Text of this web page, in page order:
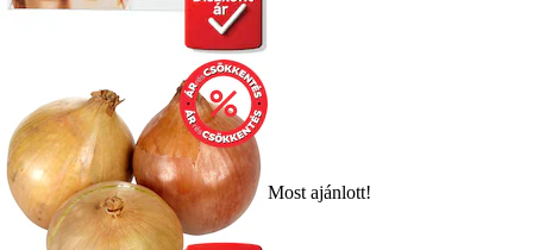
Most ajánlott!